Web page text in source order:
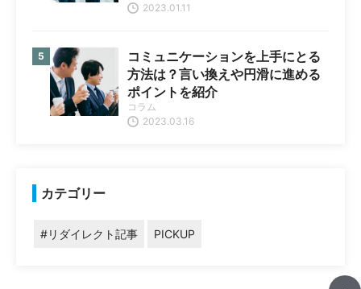
2023.01.11
コミュニケーションを上手にとる
方法は？言い換えや円滑に進める
ポイントを紹介
2023.03.16
コラム
カテゴリー
#リダイレクト記事 PICKUP